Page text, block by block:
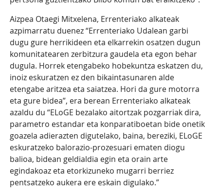
Aizpea Otaegi Mitxelena, Errenteriako alkateak
azpimarratu duenez “Errenteriako Udalean garbi
dugu gure herrikideen eta elkarrekin osatzen dugun
komunitatearen zerbitzura gaudela eta egon behar
dugula. Horrek etengabeko hobekuntza eskatzen du,
inoiz eskuratzen ez den bikaintasunaren alde
etengabe aritzea eta saiatzea. Hori da gure motorra
eta gure bidea”, era berean Errenteriako alkateak
azaldu du “ELoGE bezalako aitortzak pozgarriak dira,
parametro estandar eta konparatiboetan bide onetik
goazela adierazten digutelako, baina, bereziki, ELoGE
eskuratzeko balorazio-prozesuari ematen diogu
balioa, bidean geldialdia egin eta orain arte
egindakoaz eta etorkizuneko mugarri berriez
pentsatzeko aukera ere eskain digulako.”